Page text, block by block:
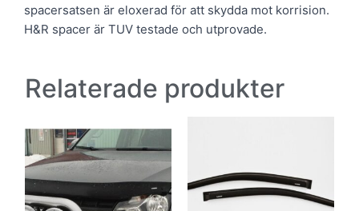
spacersatsen är eloxerad för att skydda mot korrision.
H&R spacer är TUV testade och utprovade.
Relaterade produkter